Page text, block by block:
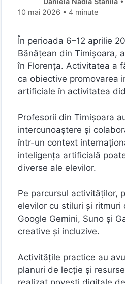
10 mai 2026 • 4 minute
În perioada 6–12 aprilie
Bănățean din Timișoara,
în Florența. Activitatea a
ca obiective promovarea
artificiale în activitatea
Profesorii din Timișoara
intercunoaștere și
într-un context
inteligența artificială
diverse ale elevilor.
Pe parcursul activităților,
elevilor cu stiluri și
Google Gemini, Suno și
creative și incluzive.
Activitățile practice au
planuri de lecție și